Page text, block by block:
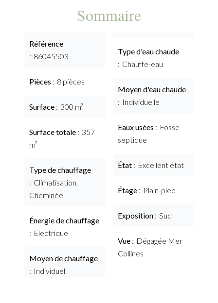
Sommaire
Référence
86045503
Pièces 8 pièces
Surface 300 m²
Surface totale
357
m²
Type de chauffage
Climatisation,
Cheminée
Énergie de chauffage
Electrique
Moyen de chauffage
Individuel
Type d'eau chaude
Chauffe-eau
Moyen d'eau chaude
Individuelle
Eaux usées
Fosse
septique
État Excellent état
Étage Plain-pied
Exposition Sud
Vue
Dégagée Mer
Collines